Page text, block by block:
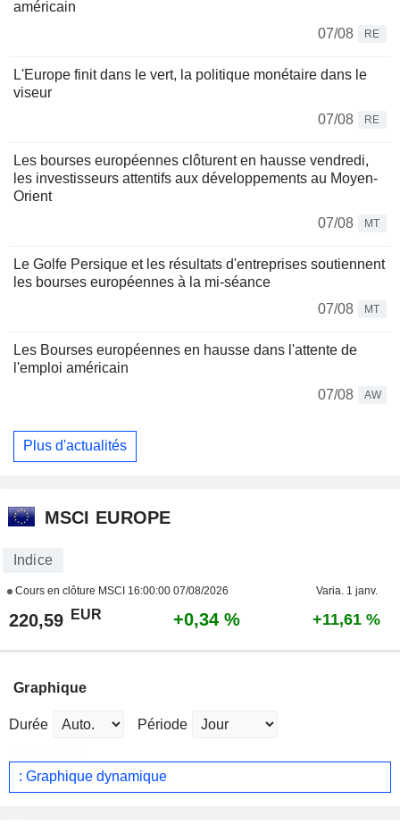
américain
07/08
RE
L'Europe finit dans le vert, la politique monétaire dans le
viseur
07/08
RE
Les bourses européennes clôturent en hausse vendredi,
les investisseurs attentifs aux développements au Moyen-
Orient
07/08
MT
Le Golfe Persique et les résultats d'entreprises soutiennent
les bourses européennes à la mi-séance
07/08
MT
Les Bourses européennes en hausse dans l'attente de
l'emploi américain
07/08
AW
Plus d'actualités
MSCI EUROPE
Indice
Cours en clôture MSCI 16:00:00 07/08/2026 Varia. 1 janv.
220,59 EUR +0,34 % +11,61 %
Graphique
Durée Période
: Graphique dynamique